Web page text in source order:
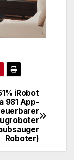
iRobot
981 App-
Roboter)